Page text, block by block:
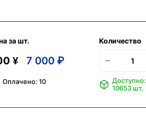
за шт.
¥ 7 000 ₽
Оплачено: 10
Количество
Доступно:
10653 шт.